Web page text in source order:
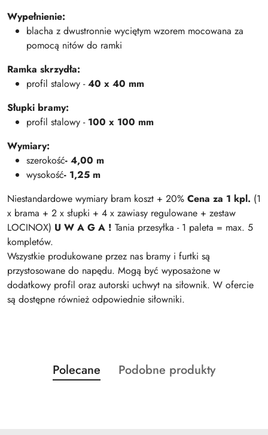
Wypełnienie:
blacha z dwustronnie wyciętym wzorem mocowana za
pomocą nitów do ramki
Ramka skrzydła:
profil stalowy -40 x 40 mm
Słupki bramy:
profil stalowy - 100 x 100 mm
Wymiary:
szerokość- 4,00 m
wysokość- 1,25 m
Niestandardowe wymiary bram koszt + 20% Cena za 1 kpl. (1
x brama + 2 x słupki + 4 x zawiasy regulowane + zestaw
LOCINOX) U W A G A ! Tania przesyłka - 1 paleta = max. 5
kompletów.
Wszystkie produkowane przez nas bramy i furtki są
przystosowane do napędu. Mogą być wyposażone w
dodatkowy profil oraz autorski uchwyt na siłownik. W ofercie
są dostępne również odpowiednie siłowniki.
Pomiń karuzelę produktów
Produkty
o
Polecane
Produkty
Podobne produkty